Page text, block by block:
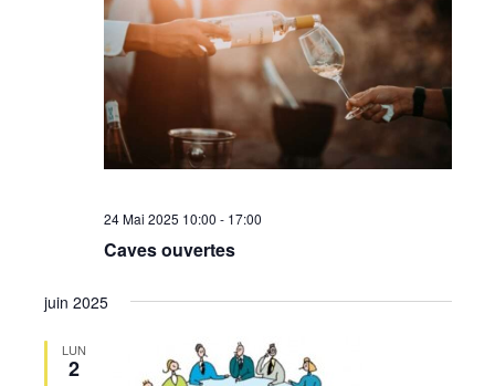
24 Mai 2025 10:00 - 17:00
Caves ouvertes
juin 2025
LUN
2